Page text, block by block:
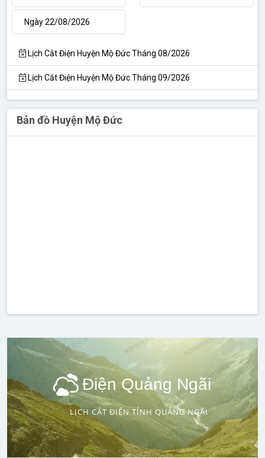
Ngày 22/08/2026
Lịch Cắt Điện Huyện Mộ Đức Tháng 08/2026
Lịch Cắt Điện Huyện Mộ Đức Tháng 09/2026
Bản đồ Huyện Mộ Đức
Điện Quảng Ngãi
LỊCH CẮT ĐIỆN TỈNH QUẢNG NGÃI